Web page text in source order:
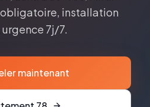
installation
urgence 7j/7.
maintenant